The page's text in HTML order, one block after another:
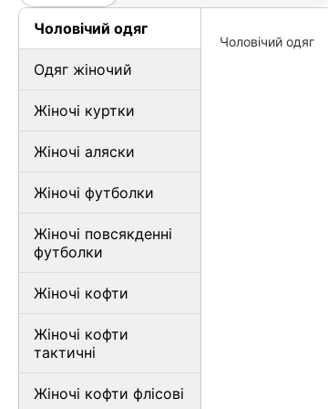
Чоловічий одяг
Одяг жіночий
Жіночі куртки
Жіночі аляски
Жіночі футболки
Жіночі повсякденні
футболки
Жіночі кофти
Жіночі кофти
тактичні
Жіночі кофти флісові
Чоловічий одяг